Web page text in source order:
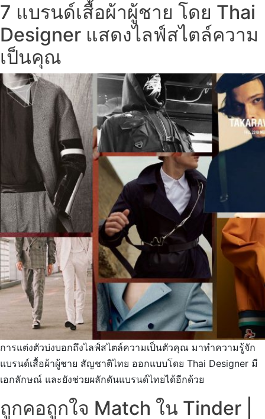
7 แบรนด์เสื้อผ้าผู้ชาย โดย Thai
Designer แสดงไลฟ์สไตล์ความ
เป็นคุณ
การแต่งตัวบ่งบอกถึงไลฟ์สไตล์ความเป็นตัวคุณ มาทำความรู้จัก
แบรนด์เสื้อผ้าผู้ชาย สัญชาติไทย ออกแบบโดย Thai Designer มี
เอกลักษณ์ และยังช่วยผลักดันแบรนด์ไทยได้อีกด้วย
ถูกคอถูกใจ Match ใน Tinder |